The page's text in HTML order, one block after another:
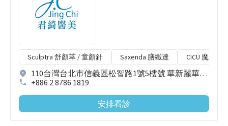
Sculptra 舒顏萃 / 童顏針 Saxenda 膳纖達 CICU 魔顏飛
110台灣台北市信義區松智路1號5樓號 華新麗華花旗銀行大樓
+886 2 8786 1819
安排看診